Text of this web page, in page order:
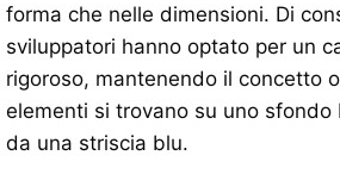
forma che nelle dimensioni. Di
sviluppatori hanno optato per un
rigoroso, mantenendo il concetto
elementi si trovano su uno
da una striscia blu.